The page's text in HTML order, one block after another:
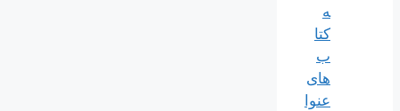
ه
کتا
ب
های
عنوا